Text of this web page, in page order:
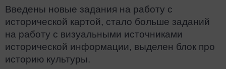
Введены новые задания на работу с
исторической картой, стало больше заданий
на работу с визуальными источниками
исторической информации, выделен блок про
историю культуры.